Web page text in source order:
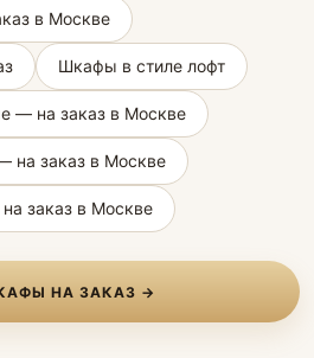
в Москве
Шкафы в стиле лофт
— на заказ в Москве
на заказ в Москве
заказ в Москве
НА ЗАКАЗ →